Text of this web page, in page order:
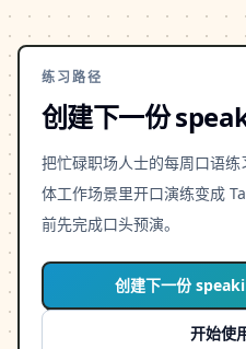
练习路径
创建下一份
把忙碌职场人士的每周口语
体工作场景里开口演练变成
前先完成口头预演。
创建下一份
开始使